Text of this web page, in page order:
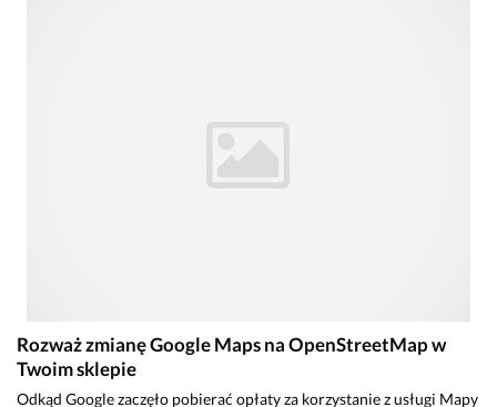
Rozważ zmianę Google Maps na OpenStreetMap w
Twoim sklepie
Odkąd Google zaczęło pobierać opłaty za korzystanie z usługi Mapy